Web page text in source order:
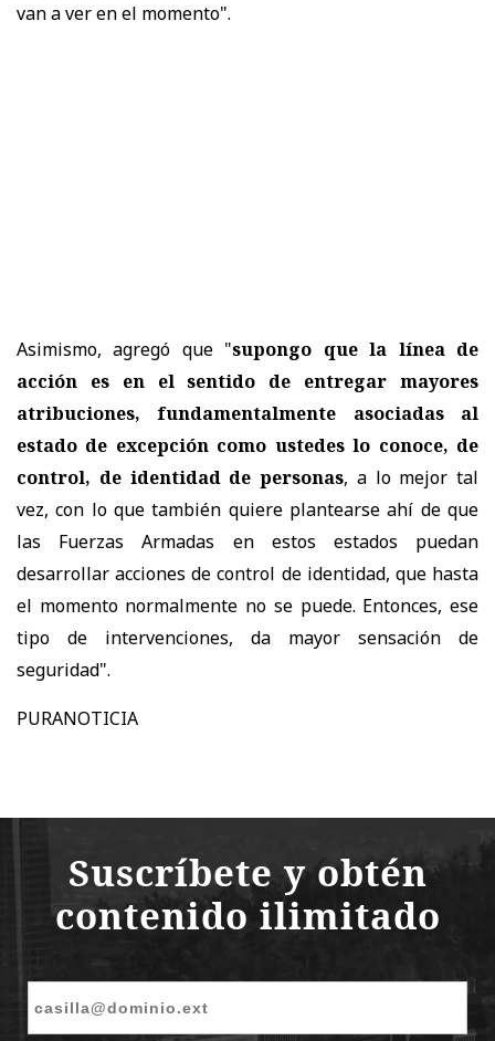
van a ver en el momento".
Asimismo, agregó que "supongo que la línea de
acción es en el sentido de entregar mayores
atribuciones, fundamentalmente asociadas al
estado de excepción como ustedes lo conoce, de
control, de identidad de personas, a lo mejor tal
vez, con lo que también quiere plantearse ahí de que
las Fuerzas Armadas en estos estados puedan
desarrollar acciones de control de identidad, que hasta
el momento normalmente no se puede. Entonces, ese
tipo de intervenciones, da mayor sensación de
seguridad".
PURANOTICIA